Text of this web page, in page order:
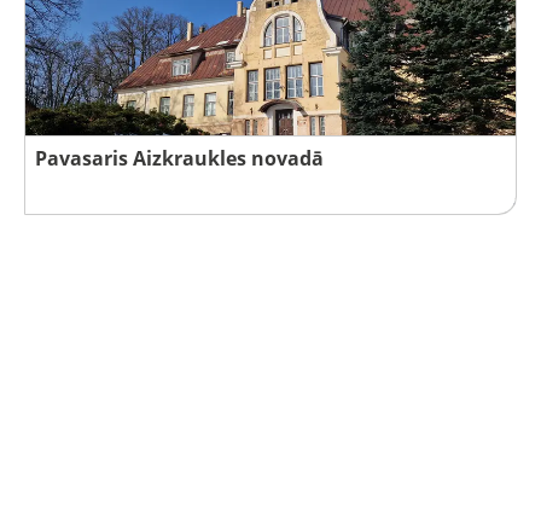
Pavasaris Aizkraukles novadā